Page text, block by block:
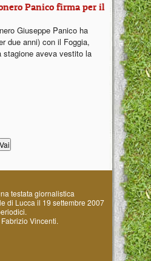
Panico firma per il
Giuseppe Panico ha
due anni) con il Foggia,
stagione aveva vestito la
testata giornalistica
di Lucca il 19 settembre 2007
Vincenti.